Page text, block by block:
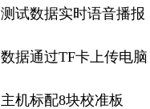
测试数据实时语音播报
数据通过TF卡上传电脑
主机标配8块校准板